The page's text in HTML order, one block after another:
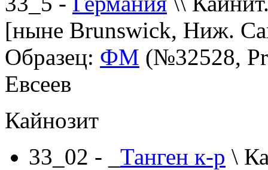
[ныне Brunswick, Ниж.
Образец: ФМ (№32528,
Евсеев
Кайнозит
33_02 - _ Танген к-р \